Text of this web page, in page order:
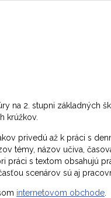
na 2. stupni základných
krúžkov.
privedú až k práci s
témy, názov učiva,
s textom obsahujú
scenárov sú aj
internetovom obchode